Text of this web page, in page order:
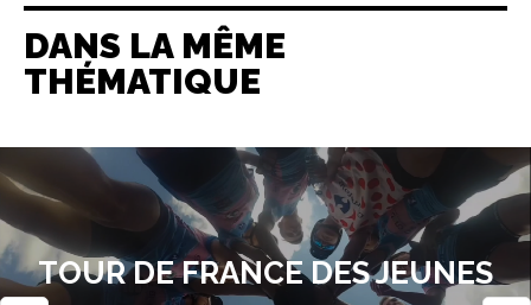
DANS LA MÊME
THÉMATIQUE
TOUR DE FRANCE DES JEUNES